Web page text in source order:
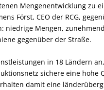
Mengenentwicklung zu
Först, CEO der RCG,
niedrige Mengen,
gegenüber der Straße.
in 18 Ländern
sichere eine hohe
damit eine